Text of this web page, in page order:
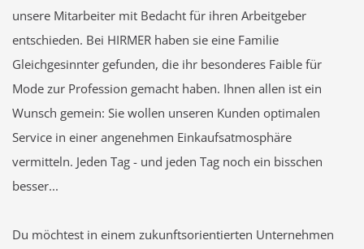
unsere Mitarbeiter mit Bedacht für ihren Arbeitgeber
entschieden. Bei HIRMER haben sie eine Familie
Gleichgesinnter gefunden, die ihr besonderes Faible für
Mode zur Profession gemacht haben. Ihnen allen ist ein
Wunsch gemein: Sie wollen unseren Kunden optimalen
Service in einer angenehmen Einkaufsatmosphäre
vermitteln. Jeden Tag - und jeden Tag noch ein bisschen
besser...
Du möchtest in einem zukunftsorientierten Unternehmen